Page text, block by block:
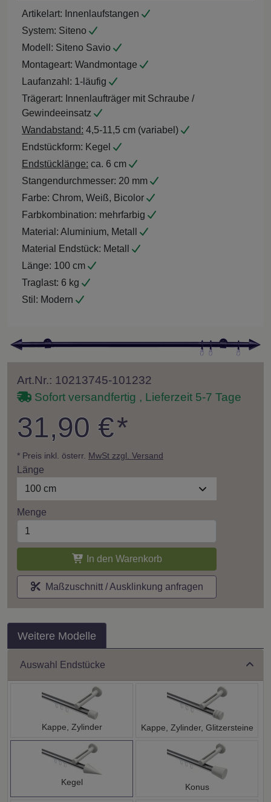
Artikelart: Innenlaufstangen
System: Siteno
Modell: Siteno Savio
Montageart: Wandmontage
Laufanzahl: 1-läufig
Trägerart: Innenlaufträger mit Schraube /
Gewindeeinsatz
Wandabstand: 4,5-11,5 cm (variabel)
Endstückform: Kegel
Endstücklänge: ca. 6 cm
Stangendurchmesser: 20 mm
Farbe: Chrom, Weiß, Bicolor
Farbkombination: mehrfarbig
Material: Aluminium, Metall
Material Endstück: Metall
Länge: 100 cm
Traglast: 6 kg
Stil: Modern
Art.Nr.: 10213745-101232
Sofort versandfertig , Lieferzeit 5-7 Tage
31,90 €*
* Preis inkl. österr. MwSt zzgl. Versand
Länge
100 cm
Menge
In den Warenkorb
Maßzuschnitt / Ausklinkung anfragen
Weitere Modelle
Auswahl Endstücke
Kappe, Zylinder Kappe, Zylinder, Glitzersteine
Kegel Konus